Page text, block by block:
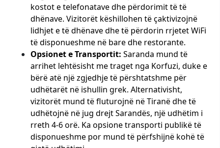
kostot e telefonatave dhe përdorimit të të
dhënave. Vizitorët këshillohen të çaktivizojnë
lidhjet e të dhënave dhe të përdorin rrjetet WiFi
të disponueshme në bare dhe restorante.
Opsionet e Transportit: Saranda mund të
arrihet lehtësisht me traget nga Korfuzi, duke e
bërë atë një zgjedhje të përshtatshme për
udhëtarët në ishullin grek. Alternativisht,
vizitorët mund të fluturojnë në Tiranë dhe të
udhëtojnë në jug drejt Sarandës, një udhëtim i
rreth 4-6 orë. Ka opsione transporti publikë të
disponueshme por mund të përfshijnë kohë të